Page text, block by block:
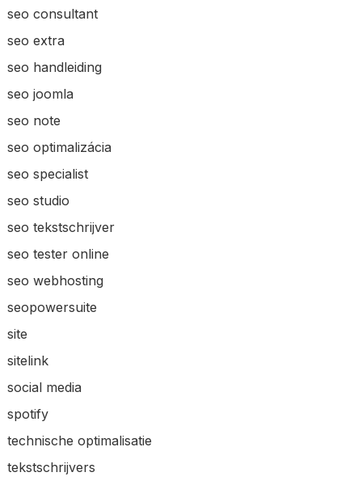
seo consultant
seo extra
seo handleiding
seo joomla
seo note
seo optimalizácia
seo specialist
seo studio
seo tekstschrijver
seo tester online
seo webhosting
seopowersuite
site
sitelink
social media
spotify
technische optimalisatie
tekstschrijvers